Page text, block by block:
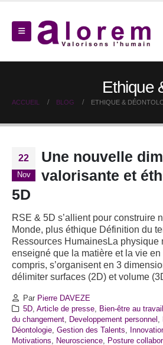
Ethique
ACCUEIL BLOG ETHIQUE &
22
Nov
Une nouvelle
valorisante et
5D
RSE & 5D s’allient pour construire
Monde, plus éthique Définition du
Ressources HumainesLa physique
enseigné que la matière et la vie
compris, s’organisent en 3
délimiter surfaces (2D) et volume
Par Pierre DAVEZE
5D, Article de presse, Bien-être au travail
du changement, Developpement personnel ,
Déontologie, Gestion des Talents,
Motivations, Neuroscience, Posture